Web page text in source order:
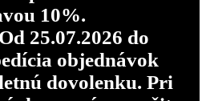
10%.
25.07.2026 do
objednávok
dovolenku. Pri